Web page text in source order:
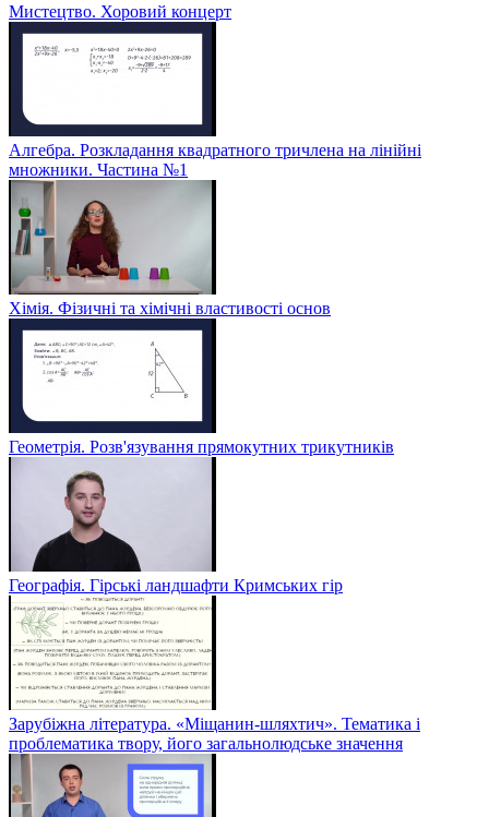
Мистецтво. Хоровий концерт
Алгебра. Розкладання квадратного тричлена на лінійні
множники. Частина №1
Хімія. Фізичні та хімічні властивості основ
Геометрія. Розв'язування прямокутних трикутників
Географія. Гірські ландшафти Кримських гір
Зарубіжна література. «Міщанин-шляхтич». Тематика і
проблематика твору, його загальнолюдське значення